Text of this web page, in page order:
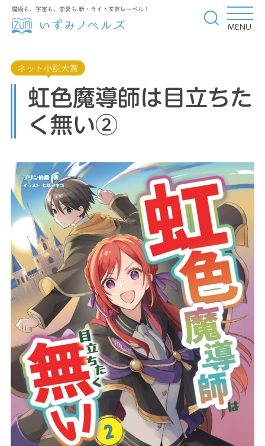
MENU
魔術も、宇宙も、恋愛も.新・ライト文芸レーベル！
虹色魔導師は目立ちた
く無い②